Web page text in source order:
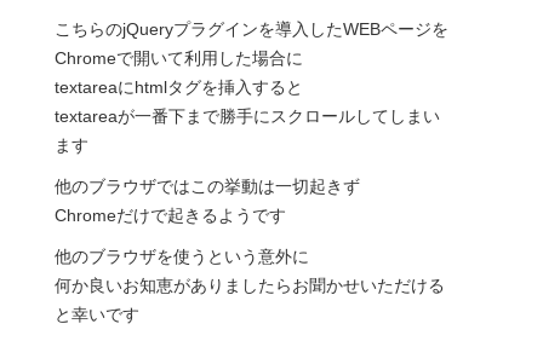
こちらのjQueryプラグインを導入したWEBページを
Chromeで開いて利用した場合に
textareaにhtmlタグを挿入すると
textareaが一番下まで勝手にスクロールしてしまい
ます
他のブラウザではこの挙動は一切起きず
Chromeだけで起きるようです
他のブラウザを使うという意外に
何か良いお知恵がありましたらお聞かせいただける
と幸いです